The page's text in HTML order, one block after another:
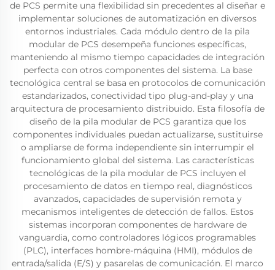
de PCS permite una flexibilidad sin precedentes al diseñar e
implementar soluciones de automatización en diversos
entornos industriales. Cada módulo dentro de la pila
modular de PCS desempeña funciones específicas,
manteniendo al mismo tiempo capacidades de integración
perfecta con otros componentes del sistema. La base
tecnológica central se basa en protocolos de comunicación
estandarizados, conectividad tipo plug-and-play y una
arquitectura de procesamiento distribuido. Esta filosofía de
diseño de la pila modular de PCS garantiza que los
componentes individuales puedan actualizarse, sustituirse
o ampliarse de forma independiente sin interrumpir el
funcionamiento global del sistema. Las características
tecnológicas de la pila modular de PCS incluyen el
procesamiento de datos en tiempo real, diagnósticos
avanzados, capacidades de supervisión remota y
mecanismos inteligentes de detección de fallos. Estos
sistemas incorporan componentes de hardware de
vanguardia, como controladores lógicos programables
(PLC), interfaces hombre-máquina (HMI), módulos de
entrada/salida (E/S) y pasarelas de comunicación. El marco